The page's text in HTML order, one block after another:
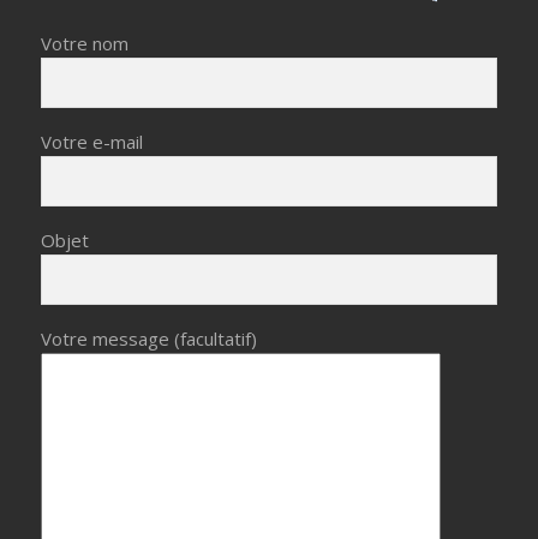
Votre nom
Votre e-mail
Objet
Votre message (facultatif)